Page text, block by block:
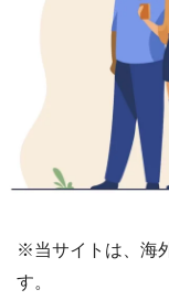
※当サイトは、海
す。